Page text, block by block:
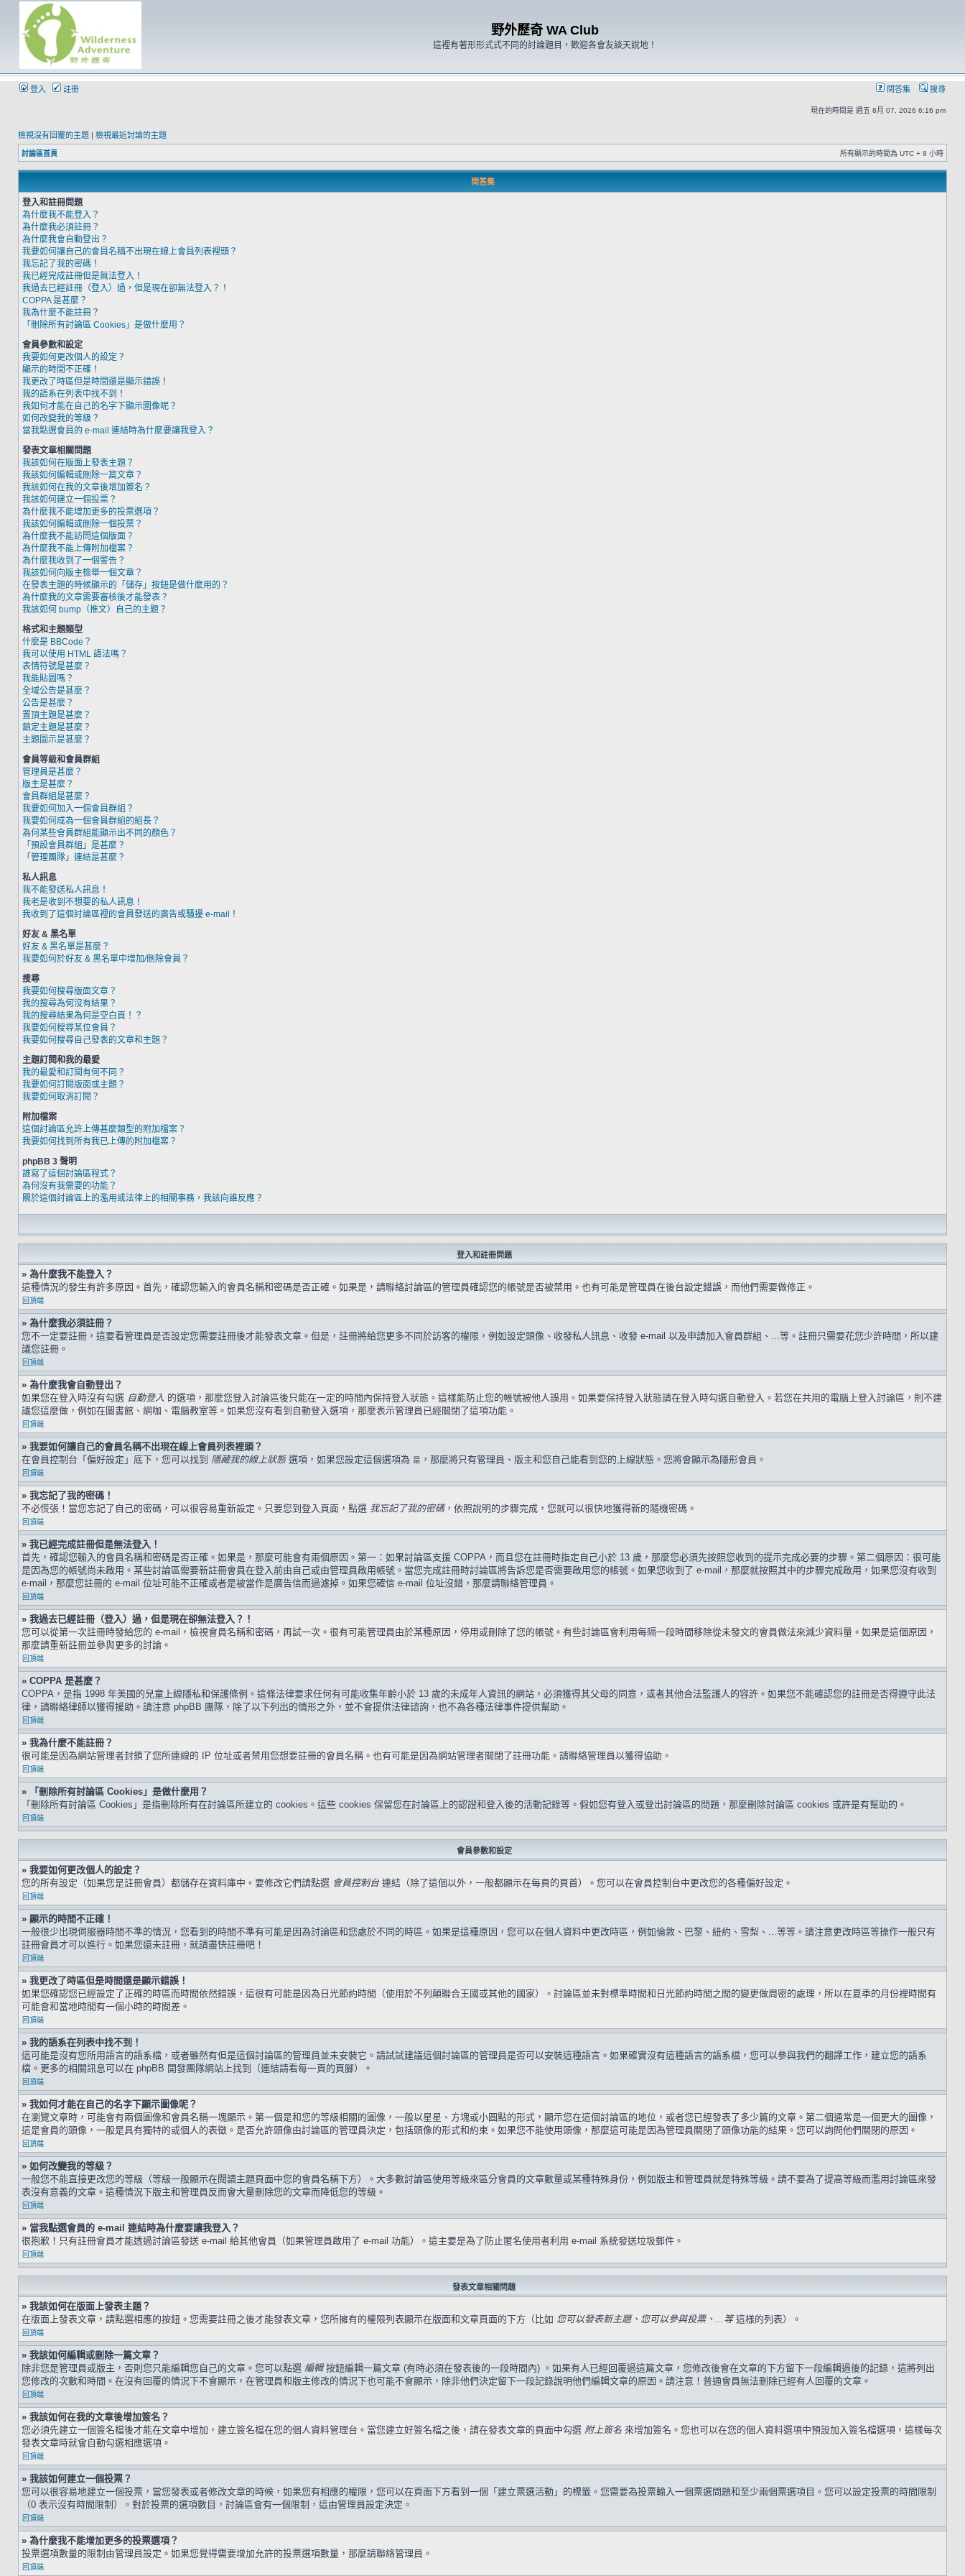
野外歷奇 WA Club
這裡有著形形式式不同的討論題目，歡迎各會友談天說地！
登入 註冊 問答集 搜尋
現在的時間是 週五 8月 07, 2026 6:16 pm
檢視沒有回覆的主題 | 檢視最近討論的主題
討論區首頁 所有顯示的時間為 UTC + 8 小時
問答集
登入和註冊問題
為什麼我不能登入？
為什麼我必須註冊？
為什麼我會自動登出？
我要如何讓自己的會員名稱不出現在線上會員列表裡頭？
我忘記了我的密碼！
我已經完成註冊但是無法登入！
我過去已經註冊（登入）過，但是現在卻無法登入？！
COPPA 是甚麼？
我為什麼不能註冊？
「刪除所有討論區 Cookies」是做什麼用？
會員參數和設定
我要如何更改個人的設定？
顯示的時間不正確！
我更改了時區但是時間還是顯示錯誤！
我的語系在列表中找不到！
我如何才能在自己的名字下顯示圖像呢？
如何改變我的等級？
當我點選會員的 e-mail 連結時為什麼要讓我登入？
發表文章相關問題
我該如何在版面上發表主題？
我該如何編輯或刪除一篇文章？
我該如何在我的文章後增加簽名？
我該如何建立一個投票？
為什麼我不能增加更多的投票選項？
我該如何編輯或刪除一個投票？
為什麼我不能訪問這個版面？
為什麼我不能上傳附加檔案？
為什麼我收到了一個警告？
我該如何向版主檢舉一個文章？
在發表主題的時候顯示的「儲存」按鈕是做什麼用的？
為什麼我的文章需要審核後才能發表？
我該如何 bump（推文）自己的主題？
格式和主題類型
什麼是 BBCode？
我可以使用 HTML 語法嗎？
表情符號是甚麼？
我能貼圖嗎？
全域公告是甚麼？
公告是甚麼？
置頂主題是甚麼？
鎖定主題是甚麼？
主題圖示是甚麼？
會員等級和會員群組
管理員是甚麼？
版主是甚麼？
會員群組是甚麼？
我要如何加入一個會員群組？
我要如何成為一個會員群組的組長？
為何某些會員群組能顯示出不同的顏色？
「預設會員群組」是甚麼？
「管理團隊」連結是甚麼？
私人訊息
我不能發送私人訊息！
我老是收到不想要的私人訊息！
我收到了這個討論區裡的會員發送的廣告或騷擾 e-mail！
好友 & 黑名單
好友 & 黑名單是甚麼？
我要如何於好友 & 黑名單中增加/刪除會員？
搜尋
我要如何搜尋版面文章？
我的搜尋為何沒有結果？
我的搜尋結果為何是空白頁！？
我要如何搜尋某位會員？
我要如何搜尋自己發表的文章和主題？
主題訂閱和我的最愛
我的最愛和訂閱有何不同？
我要如何訂閱版面或主題？
我要如何取消訂閱？
附加檔案
這個討論區允許上傳甚麼類型的附加檔案？
我要如何找到所有我已上傳的附加檔案？
phpBB 3 聲明
誰寫了這個討論區程式？
為何沒有我需要的功能？
關於這個討論區上的濫用或法律上的相關事務，我該向誰反應？
登入和註冊問題
» 為什麼我不能登入？
這種情況的發生有許多原因。首先，確認您輸入的會員名稱和密碼是否正確。如果是，請聯絡討論區的管理員確認您的帳號是否被禁用。也有可能是管理員在後台設定錯誤，而他們需要做修正。
回頂端
» 為什麼我必須註冊？
您不一定要註冊，這要看管理員是否設定您需要註冊後才能發表文章。但是，註冊將給您更多不同於訪客的權限，例如設定頭像、收發私人訊息、收發 e-mail 以及申請加入會員群組、...等。註冊只需要花您少許時間，所以建
議您註冊。
回頂端
» 為什麼我會自動登出？
如果您在登入時沒有勾選 自動登入 的選項，那麼您登入討論區後只能在一定的時間內保持登入狀態。這樣能防止您的帳號被他人誤用。如果要保持登入狀態請在登入時勾選自動登入。若您在共用的電腦上登入討論區，則不建
議您這麼做，例如在圖書館、網咖、電腦教室等。如果您沒有看到自動登入選項，那麼表示管理員已經關閉了這項功能。
回頂端
» 我要如何讓自己的會員名稱不出現在線上會員列表裡頭？
在會員控制台「偏好設定」底下，您可以找到 隱藏我的線上狀態選項，如果您設定這個選項為 是 ，那麼將只有管理員、版主和您自己能看到您的上線狀態。您將會顯示為隱形會員。
回頂端
» 我忘記了我的密碼！
不必慌張！當您忘記了自己的密碼，可以很容易重新設定。只要您到登入頁面，點選 我忘記了我的密碼，依照說明的步驟完成，您就可以很快地獲得新的隨機密碼。
回頂端
» 我已經完成註冊但是無法登入！
首先，確認您輸入的會員名稱和密碼是否正確。如果是，那麼可能會有兩個原因。第一：如果討論區支援 COPPA，而且您在註冊時指定自己小於 13 歲，那麼您必須先按照您收到的提示完成必要的步驟。第二個原因：很可能
是因為您的帳號尚未啟用。某些討論區需要新註冊會員在登入前由自己或由管理員啟用帳號。當您完成註冊時討論區將告訴您是否需要啟用您的帳號。如果您收到了 e-mail，那麼就按照其中的步驟完成啟用，如果您沒有收到
e-mail，那麼您註冊的 e-mail 位址可能不正確或者是被當作是廣告信而過濾掉。如果您確信 e-mail 位址沒錯，那麼請聯絡管理員。
回頂端
» 我過去已經註冊（登入）過，但是現在卻無法登入？！
您可以從第一次註冊時發給您的 e-mail，檢視會員名稱和密碼，再試一次。很有可能管理員由於某種原因，停用或刪除了您的帳號。有些討論區會利用每隔一段時間移除從未發文的會員做法來減少資料量。如果是這個原因，
那麼請重新註冊並參與更多的討論。
回頂端
» COPPA 是甚麼？
COPPA，是指 1998 年美國的兒童上線隱私和保護條例。這條法律要求任何有可能收集年齡小於 13 歲的未成年人資訊的網站，必須獲得其父母的同意，或者其他合法監護人的容許。如果您不能確認您的註冊是否得遵守此法
律，請聯絡律師以獲得援助。請注意 phpBB 團隊，除了以下列出的情形之外，並不會提供法律諮詢，也不為各種法律事件提供幫助。
回頂端
» 我為什麼不能註冊？
很可能是因為網站管理者封鎖了您所連線的 IP 位址或者禁用您想要註冊的會員名稱。也有可能是因為網站管理者關閉了註冊功能。請聯絡管理員以獲得協助。
回頂端
» 「刪除所有討論區 Cookies」是做什麼用？
「刪除所有討論區 Cookies」是指刪除所有在討論區所建立的 cookies。這些 cookies 保留您在討論區上的認證和登入後的活動記錄等。假如您有登入或登出討論區的問題，那麼刪除討論區 cookies 或許是有幫助的。
回頂端
會員參數和設定
» 我要如何更改個人的設定？
您的所有設定（如果您是註冊會員）都儲存在資料庫中。要修改它們請點選 會員控制台連結（除了這個以外，一般都顯示在每頁的頁首）。您可以在會員控制台中更改您的各種偏好設定。
回頂端
» 顯示的時間不正確！
一般很少出現伺服器時間不準的情況，您看到的時間不準有可能是因為討論區和您處於不同的時區。如果是這種原因，您可以在個人資料中更改時區，例如倫敦、巴黎、紐約、雪梨、...等等。請注意更改時區等操作一般只有
註冊會員才可以進行。如果您還未註冊，就請盡快註冊吧！
回頂端
» 我更改了時區但是時間還是顯示錯誤！
如果您確認您已經設定了正確的時區而時間依然錯誤，這很有可能是因為日光節約時間（使用於不列顛聯合王國或其他的國家）。討論區並未對標準時間和日光節約時間之間的變更做周密的處理，所以在夏季的月份裡時間有
可能會和當地時間有一個小時的時間差。
回頂端
» 我的語系在列表中找不到！
這可能是沒有您所用語言的語系檔，或者雖然有但是這個討論區的管理員並未安裝它。請試試建議這個討論區的管理員是否可以安裝這種語言。如果確實沒有這種語言的語系檔，您可以參與我們的翻譯工作，建立您的語系
檔。更多的相關訊息可以在 phpBB 開發團隊網站上找到（連結請看每一頁的頁腳）。
回頂端
» 我如何才能在自己的名字下顯示圖像呢？
在瀏覽文章時，可能會有兩個圖像和會員名稱一塊顯示。第一個是和您的等級相關的圖像，一般以星星、方塊或小圓點的形式，顯示您在這個討論區的地位，或者您已經發表了多少篇的文章。第二個通常是一個更大的圖像，
這是會員的頭像，一般是具有獨特的或個人的表徵。是否允許頭像由討論區的管理員決定，包括頭像的形式和約束。如果您不能使用頭像，那麼這可能是因為管理員關閉了頭像功能的結果。您可以詢問他們關閉的原因。
回頂端
» 如何改變我的等級？
一般您不能直接更改您的等級（等級一般顯示在閱讀主題頁面中您的會員名稱下方）。大多數討論區使用等級來區分會員的文章數量或某種特殊身份，例如版主和管理員就是特殊等級。請不要為了提高等級而濫用討論區來發
表沒有意義的文章。這種情況下版主和管理員反而會大量刪除您的文章而降低您的等級。
回頂端
» 當我點選會員的 e-mail 連結時為什麼要讓我登入？
很抱歉！只有註冊會員才能透過討論區發送 e-mail 給其他會員（如果管理員啟用了 e-mail 功能）。這主要是為了防止匿名使用者利用 e-mail 系統發送垃圾郵件。
回頂端
發表文章相關問題
» 我該如何在版面上發表主題？
在版面上發表文章，請點選相應的按鈕。您需要註冊之後才能發表文章，您所擁有的權限列表顯示在版面和文章頁面的下方（比如 您可以發表新主題、您可以參與投票、...等這樣的列表）。
回頂端
» 我該如何編輯或刪除一篇文章？
除非您是管理員或版主，否則您只能編輯您自己的文章。您可以點選 編輯按鈕編輯一篇文章 (有時必須在發表後的一段時間內) 。如果有人已經回覆過這篇文章，您修改後會在文章的下方留下一段編輯過後的記錄，這將列出
您修改的次數和時間。在沒有回覆的情況下不會顯示，在管理員和版主修改的情況下也可能不會顯示，除非他們決定留下一段記錄說明他們編輯文章的原因。請注意！普通會員無法刪除已經有人回覆的文章。
回頂端
» 我該如何在我的文章後增加簽名？
您必須先建立一個簽名檔後才能在文章中增加，建立簽名檔在您的個人資料管理台。當您建立好簽名檔之後，請在發表文章的頁面中勾選 附上簽名 來增加簽名。您也可以在您的個人資料選項中預設加入簽名檔選項，這樣每次
發表文章時就會自動勾選相應選項。
回頂端
» 我該如何建立一個投票？
您可以很容易地建立一個投票，當您發表或者修改文章的時候，如果您有相應的權限，您可以在頁面下方看到一個「建立票選活動」的標籤。您需要為投票輸入一個票選問題和至少兩個票選項目。您可以設定投票的時間限制
（0 表示沒有時間限制）。對於投票的選項數目，討論區會有一個限制，這由管理員設定決定。
回頂端
» 為什麼我不能增加更多的投票選項？
投票選項數量的限制由管理員設定。如果您覺得需要增加允許的投票選項數量，那麼請聯絡管理員。
回頂端